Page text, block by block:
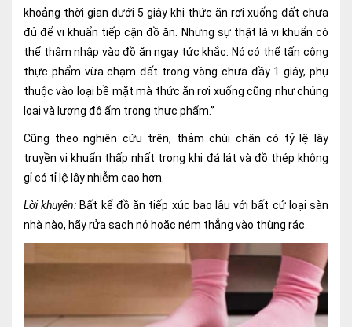
Sản - Phụ Khoa
Da Liễu
Mắt
Răng Hàm Mặt
Tai Mũi Họng
Vật lý trị liệu hồi phục chức năng
khoảng thời gian dưới 5 giây khi thức ăn rơi xuống đất chưa
đủ để vi khuẩn tiếp cận đồ ăn. Nhưng sự thật là vi khuẩn có
thể thâm nhập vào đồ ăn ngay tức khắc. Nó có thể tấn công
thực phẩm vừa chạm đất trong vòng chưa đầy 1 giây, phụ
thuộc vào loại bề mặt mà thức ăn rơi xuống cũng như chủng
loại và lượng độ ẩm trong thực phẩm.”
Cũng theo nghiên cứu trên, thảm chùi chân có tỷ lệ lây
truyền vi khuẩn thấp nhất trong khi đá lát và đồ thép không
gỉ có tỉ lệ lây nhiễm cao hơn.
Lời khuyên: Bất kể đồ ăn tiếp xúc bao lâu với bất cứ loại sàn
nhà nào, hãy rửa sạch nó hoặc ném thẳng vào thùng rác.